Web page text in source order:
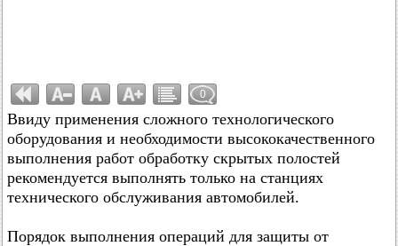
0
Ввиду применения сложного технологического
оборудования и необходимости высококачественного
выполнения работ обработку скрытых полостей
рекомендуется выполнять только на станциях
технического обслуживания автомобилей.
Порядок выполнения операций для защиты от